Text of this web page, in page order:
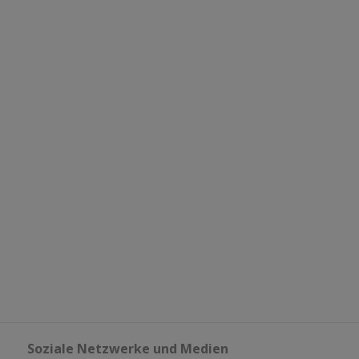
Soziale Netzwerke und Medien